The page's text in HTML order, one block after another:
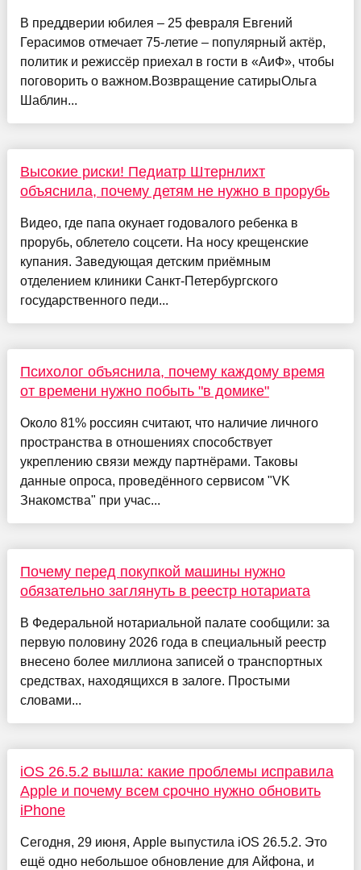
В преддверии юбилея – 25 февраля Евгений
Герасимов отмечает 75-летие – популярный актёр,
политик и режиссёр приехал в гости в «АиФ», чтобы
поговорить о важном.Возвращение сатирыОльга
Шаблин...
Высокие риски! Педиатр Штернлихт
объяснила, почему детям не нужно в прорубь
Видео, где папа окунает годовалого ребенка в
прорубь, облетело соцсети. На носу крещенские
купания. Заведующая детским приёмным
отделением клиники Санкт-Петербургского
государственного педи...
Психолог объяснила, почему каждому время
от времени нужно побыть "в домике"
Около 81% россиян считают, что наличие личного
пространства в отношениях способствует
укреплению связи между партнёрами. Таковы
данные опроса, проведённого сервисом "VK
Знакомства" при учас...
Почему перед покупкой машины нужно
обязательно заглянуть в реестр нотариата
В Федеральной нотариальной палате сообщили: за
первую половину 2026 года в специальный реестр
внесено более миллиона записей о транспортных
средствах, находящихся в залоге. Простыми
словами...
iOS 26.5.2 вышла: какие проблемы исправила
Apple и почему всем срочно нужно обновить
iPhone
Сегодня, 29 июня, Apple выпустила iOS 26.5.2. Это
ещё одно небольшое обновление для Айфона, и